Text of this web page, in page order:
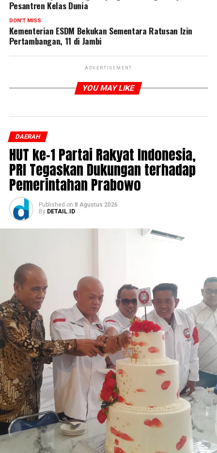
Pesantren Kelas Dunia
DON'T MISS
Kementerian ESDM Bekukan Sementara Ratusan Izin
Pertambangan, 11 di Jambi
ADVERTISEMENT
YOU MAY LIKE
DAERAH
HUT ke-1 Partai Rakyat Indonesia,
PRI Tegaskan Dukungan terhadap
Pemerintahan Prabowo
Published on 8 Agustus 2026
By DETAIL.ID